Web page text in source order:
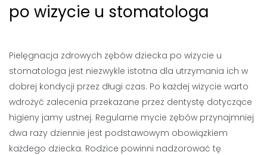
po wizycie u stomatologa
Pielęgnacja zdrowych zębów dziecka po wizycie u
stomatologa jest niezwykle istotna dla utrzymania ich w
dobrej kondycji przez długi czas. Po każdej wizycie warto
wdrożyć zalecenia przekazane przez dentystę dotyczące
higieny jamy ustnej. Regularne mycie zębów przynajmniej
dwa razy dziennie jest podstawowym obowiązkiem
każdego dziecka. Rodzice powinni nadzorować tę